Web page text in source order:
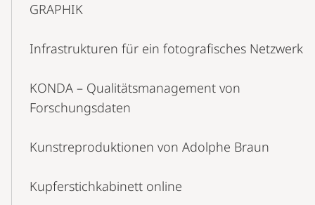
GRAPHIK
Infrastrukturen für ein fotografisches Netzwerk
KONDA – Qualitätsmanagement von
Forschungsdaten
Kunstreproduktionen von Adolphe Braun
Kupferstichkabinett online